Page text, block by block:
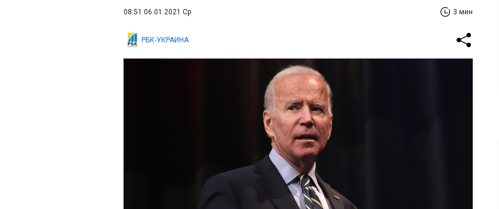
08:51 06.01.2021 Ср 3 мин
РБК-УКРАИНА